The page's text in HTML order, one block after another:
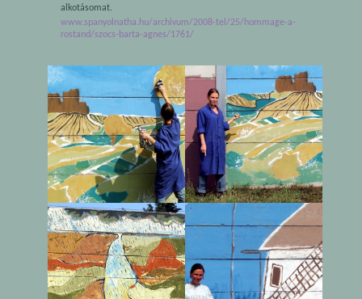
alkotásomat.
www.spanyolnatha.hu/archivum/2008-tel/25/hommage-a-
rostand/szocs-barta-agnes/1761/